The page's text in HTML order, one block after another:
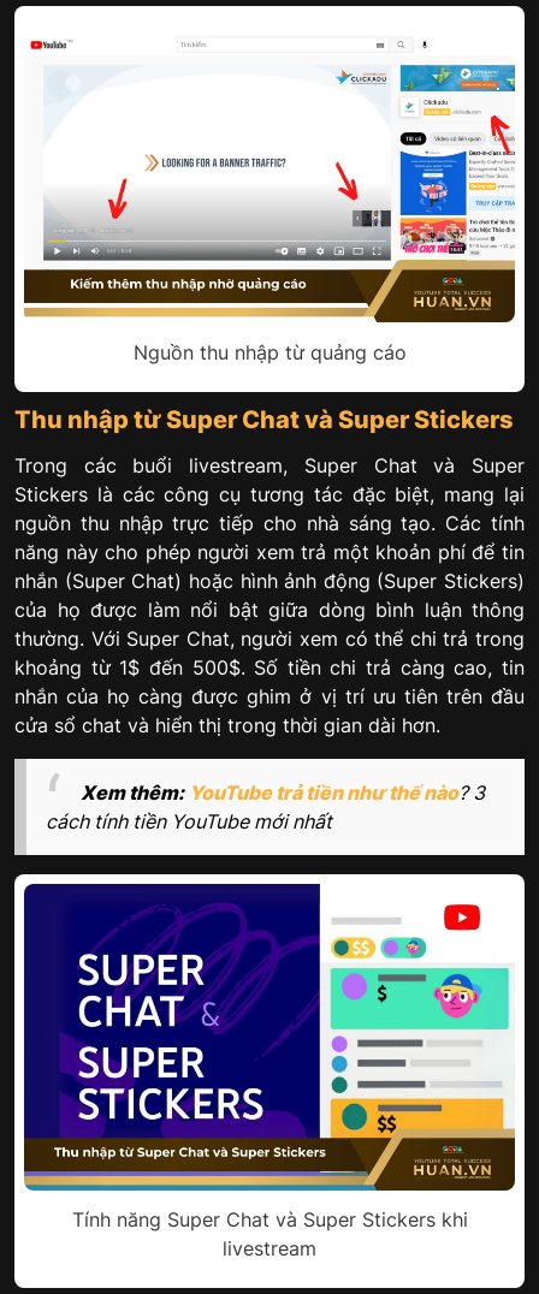
Nguồn thu nhập từ quảng cáo
Thu nhập từ Super Chat và Super Stickers
Trong các buổi livestream, Super Chat và Super
Stickers là các công cụ tương tác đặc biệt, mang lại
nguồn thu nhập trực tiếp cho nhà sáng tạo. Các tính
năng này cho phép người xem trả một khoản phí để tin
nhắn (Super Chat) hoặc hình ảnh động (Super Stickers)
của họ được làm nổi bật giữa dòng bình luận thông
thường. Với Super Chat, người xem có thể chi trả trong
khoảng từ 1$ đến 500$. Số tiền chi trả càng cao, tin
nhắn của họ càng được ghim ở vị trí ưu tiên trên đầu
cửa sổ chat và hiển thị trong thời gian dài hơn.
Xem thêm: YouTube trả tiền như thế nào? 3
cách tính tiền YouTube mới nhất
Tính năng Super Chat và Super Stickers khi
livestream